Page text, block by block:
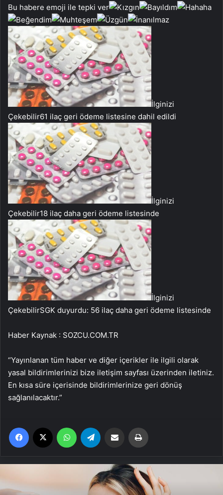
Bu habere emoji ile tepki ver
İlginizi
Çekebilir61 ilaç geri ödeme listesine dahil edildi
İlginizi
Çekebilir18 ilaç daha geri ödeme listesinde
İlginizi
ÇekebilirSGK duyurdu: 56 ilaç daha geri ödeme listesinde
Haber Kaynak : SOZCU.COM.TR
“Yayınlanan tüm haber ve diğer içerikler ile ilgili olarak
yasal bildirimlerinizi bize iletişim sayfası üzerinden iletiniz.
En kısa süre içerisinde bildirimlerinize geri dönüş
sağlanılacaktır.”
Facebook WhatsApp Email'den paylaş